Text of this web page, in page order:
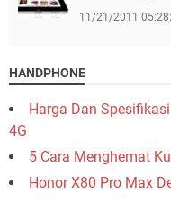
11/21/2011
HANDPHONE
Harga Dan
4G
5 Cara Menghemat
Honor X80 Pro Max